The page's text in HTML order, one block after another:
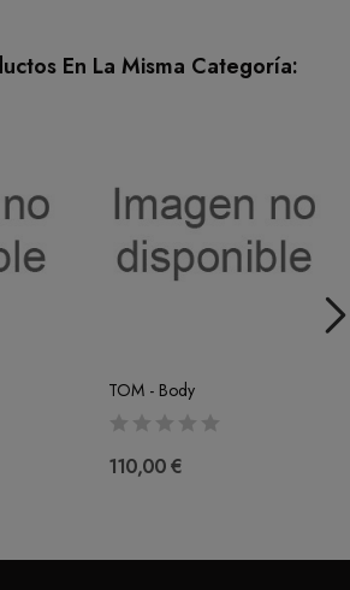
En La Misma Categoría:
TOM - Body
110,00 €